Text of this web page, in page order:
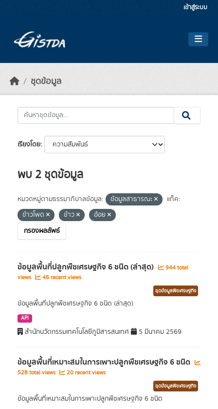
เข้าสู่ระบบ
ชุดข้อมูล
เรียงโดย
พบ 2 ชุดข้อมูล
หมวดหมู่ตามธรรมาภิบาลข้อมูล: ข้อมูลสาธารณะ
แท็ค:
ข้าวโพด
ข้าว
อ้อย
กรองผลลัพธ์
ข้อมูลพื้นที่ปลูกพืชเศรษฐกิจ 6 ชนิด (ล่าสุด)
944 total
views
46 recent views
ชุดข้อมูลพืชเศรษฐกิจ
ข้อมูลพื้นที่ปลูกพืชเศรษฐกิจ 6 ชนิด (ล่าสุด)
API
สำนักนวัตกรรมเทคโนโลยีภูมิสารสนเทศ 5 มีนาคม 2569
ข้อมูลพื้นที่เหมาะสมในการเพาะปลูกพืชเศรษฐกิจ 6 ชนิด
528 total views 20 recent views
ชุดข้อมูลพืชเศรษฐกิจ
ข้อมูลพื้นที่เหมาะสมในการเพาะปลูกพืชเศรษฐกิจ 6 ชนิด